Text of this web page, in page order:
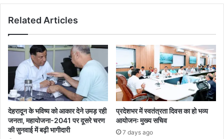
Related Articles
देहरादून के भविष्य को आकार देने उमड़ रही
जनता, महायोजना-2041 पर दूसरे चरण
की सुनवाई में बढ़ी भागीदारी
प्रदेशभर में स्वतंत्रता दिवस का हो भव्य
आयोजनः मुख्य सचिव
7 days ago